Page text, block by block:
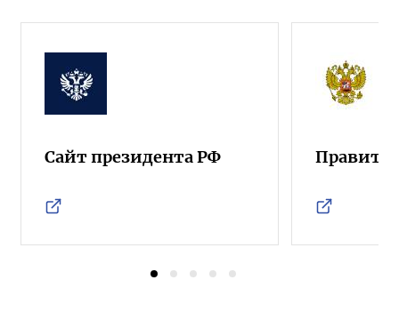
Сайт президента РФ